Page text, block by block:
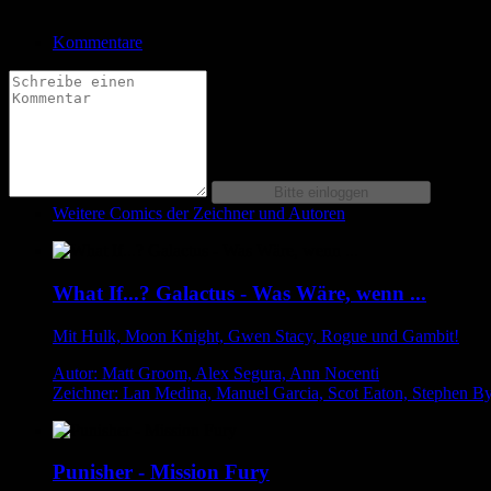
Kommentare
Weitere Comics der Zeichner und Autoren
What If...? Galactus - Was Wäre, wenn ...
Mit Hulk, Moon Knight, Gwen Stacy, Rogue und Gambit!
Autor: Matt Groom, Alex Segura, Ann Nocenti
Zeichner: Lan Medina, Manuel Garcia, Scot Eaton, Stephen
Punisher - Mission Fury